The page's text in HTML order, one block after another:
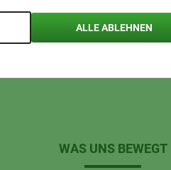
WAS UNS BEWEGT
ALLE ABLEHNEN